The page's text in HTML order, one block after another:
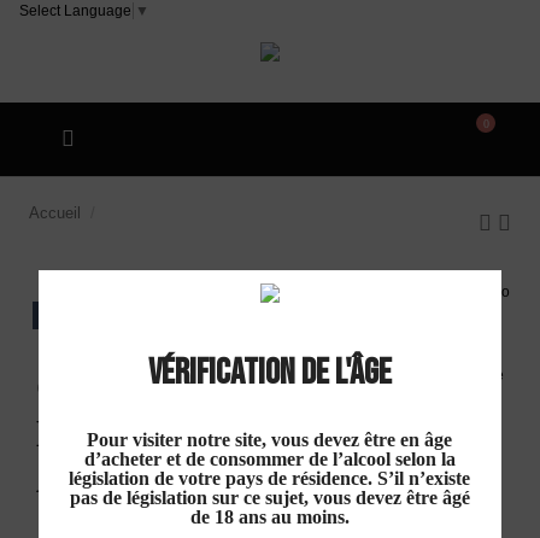
Vérification de l'âge
Pour visiter notre site, vous devez être en âge
d’acheter et de consommer de l’alcool selon la
législation de votre pays de résidence. S’il n’existe
pas de législation sur ce sujet, vous devez être âgé
de 18 ans au moins.
Select Language ▼
0
Accueil
Château Tour
Boisée "Marie Claude"
AOP Minervois Blanc 2021